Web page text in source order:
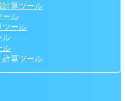
計算ツール
ール
ツール
ル
ル
計算ツール